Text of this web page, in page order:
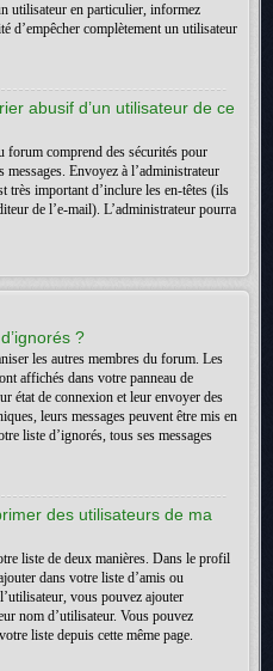
utilisateur en particulier, informez
d’empêcher complètement un utilisateur
abusif d’un utilisateur de ce
forum comprend des sécurités pour
Envoyez à l’administrateur
très important d’inclure les en-têtes (ils
de l’e-mail). L’administrateur pourra
?
les autres membres du forum. Les
affichés dans votre panneau de
état de connexion et leur envoyer des
leurs messages peuvent être mis en
liste d’ignorés, tous ses messages
des utilisateurs de ma
liste de deux manières. Dans le profil
dans votre liste d’amis ou
vous pouvez ajouter
nom d’utilisateur. Vous pouvez
liste depuis cette même page.